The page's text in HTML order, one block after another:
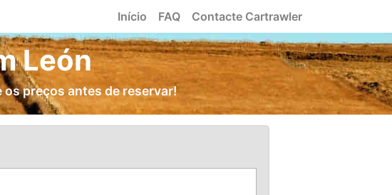
Início FAQ Contacte Cartrawler
León
os preços antes de reservar!